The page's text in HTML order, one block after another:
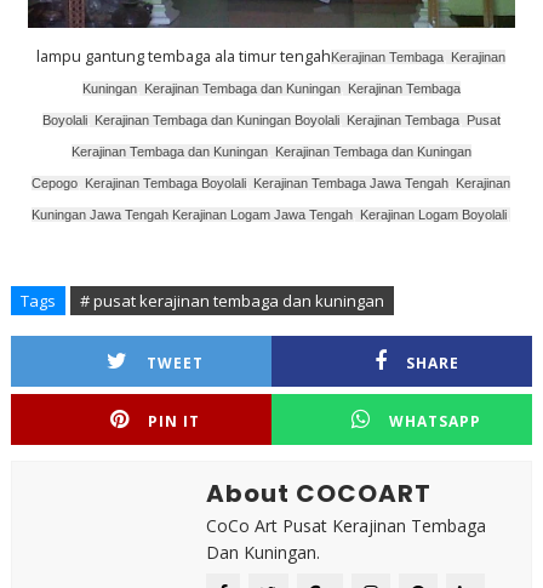
lampu gantung tembaga ala timur tengahKerajinan Tembaga Kerajinan
Kuningan, Kerajinan Tembaga dan Kuningan, Kerajinan Tembaga
Boyolali, Kerajinan Tembaga dan Kuningan Boyolali, Kerajinan Tembaga, Pusat
Kerajinan Tembaga dan Kuningan, Kerajinan Tembaga dan Kuningan
Cepogo Kerajinan Tembaga Boyolali Kerajinan Tembaga Jawa Tengah Kerajinan
Kuningan Jawa Tengah Kerajinan Logam Jawa Tengah Kerajinan Logam Boyolali
Tags # pusat kerajinan tembaga dan kuningan
TWEET SHARE
PIN IT WHATSAPP
About COCOART
CoCo Art Pusat Kerajinan Tembaga
Dan Kuningan.